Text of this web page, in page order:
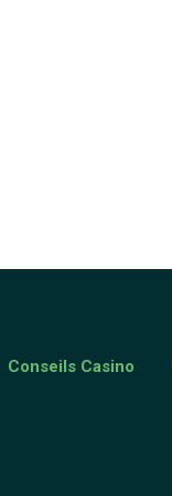
Conseils Casino